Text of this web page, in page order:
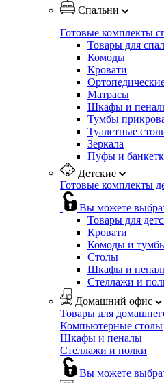
Спальни
Готовые комплекты
Товары для
Комоды
Кровати
Матрасы
Шкафы и
Тумбы
Туалетные
Зеркала
Пуфы и
Детские
Готовые комплекты
Вы можете
Товары для
Кровати
Комоды и
Столы
Шкафы и
Стеллажи и
Домашний офис
Товары для
Компьютерные столы
Шкафы и пеналы
Стеллажи и полки
Вы можете